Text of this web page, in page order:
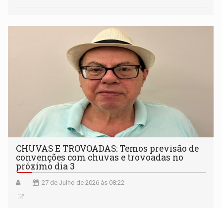
CHUVAS E TROVOADAS: Temos previsão de
convenções com chuvas e trovoadas no
próximo dia 3
27 de Julho de 2026 às 08:22